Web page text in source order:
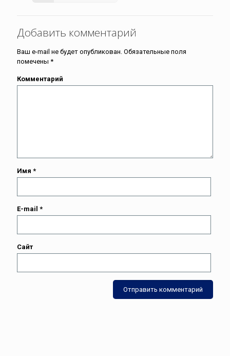
Добавить комментарий
Ваш e-mail не будет опубликован. Обязательные поля
помечены *
Комментарий
Имя *
E-mail *
Сайт